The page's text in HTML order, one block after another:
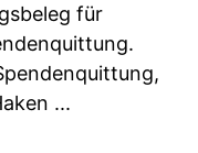
für
...